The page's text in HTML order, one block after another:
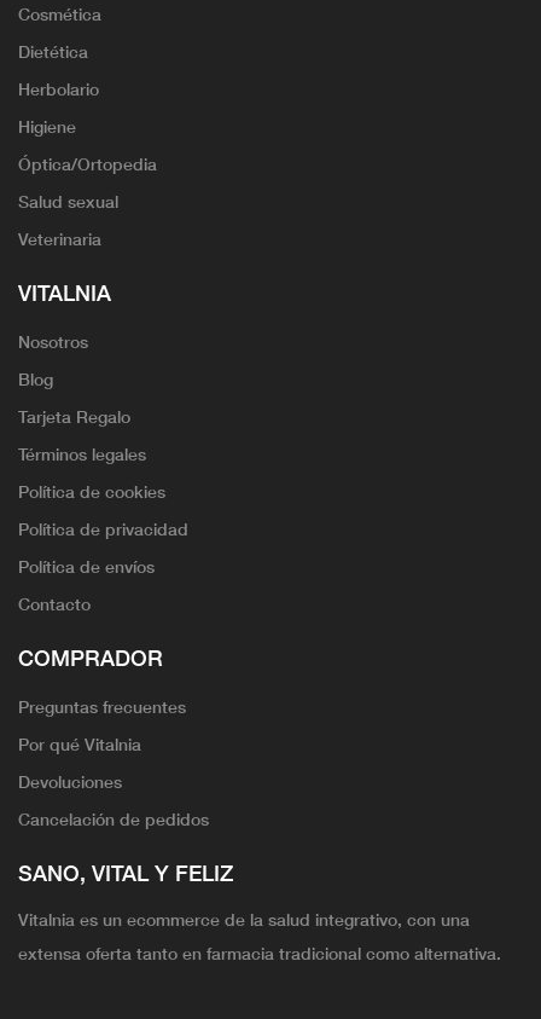
Cosmética
Dietética
Herbolario
Higiene
Óptica/Ortopedia
Salud sexual
Veterinaria
VITALNIA
Nosotros
Blog
Tarjeta Regalo
Términos legales
Política de cookies
Política de privacidad
Política de envíos
Contacto
COMPRADOR
Preguntas frecuentes
Por qué Vitalnia
Devoluciones
Cancelación de pedidos
SANO, VITAL Y FELIZ
Vitalnia es un ecommerce de la salud integrativo, con una
extensa oferta tanto en farmacia tradicional como alternativa.